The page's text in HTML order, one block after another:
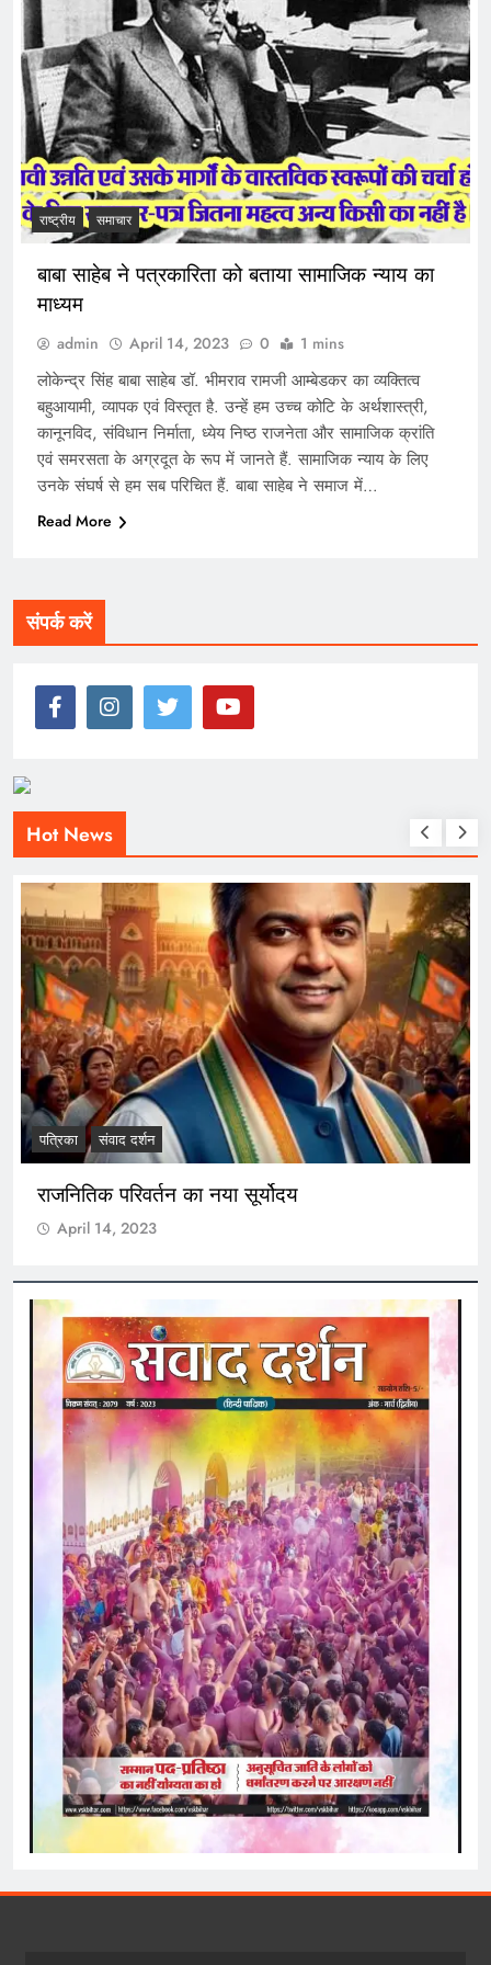
राष्ट्रीय समाचार
बाबा साहेब ने पत्रकारिता को बताया सामाजिक न्याय का
माध्यम
admin April 14, 2023 0 1 mins
लोकेन्द्र सिंह बाबा साहेब डॉ. भीमराव रामजी आम्बेडकर का व्यक्तित्व
बहुआयामी, व्यापक एवं विस्तृत है. उन्हें हम उच्च कोटि के अर्थशास्त्री,
कानूनविद, संविधान निर्माता, ध्येय निष्ठ राजनेता और सामाजिक क्रांति
एवं समरसता के अग्रदूत के रूप में जानते हैं. सामाजिक न्याय के लिए
उनके संघर्ष से हम सब परिचित हैं. बाबा साहेब ने समाज में…
Read More
संपर्क करें
Hot News
पत्रिका संवाद दर्शन
राजनितिक परिवर्तन का नया सूर्योदय
April 14, 2023